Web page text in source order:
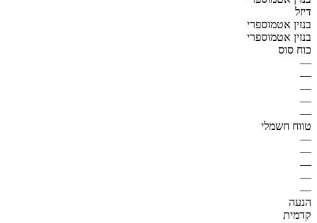
דיזל
בנזין אטמוספרי
בנזין אטמוספרי
כוח סוס
—
—
—
—
—
טווח חשמלי
—
—
—
—
—
הנעה
קדמית